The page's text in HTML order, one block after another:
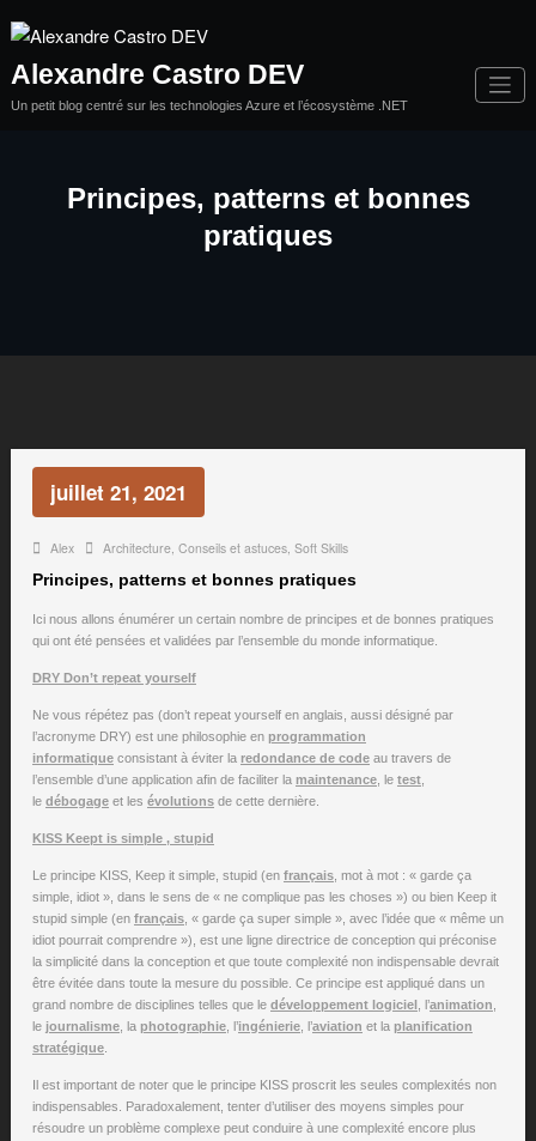
au
Alexandre Castro DEV
Un petit blog centré sur les technologies Azure et l’écosystème .NET
Principes, patterns et bonnes
pratiques
juillet 21, 2021
Alex Architecture, Conseils et astuces, Soft Skills
Principes, patterns et bonnes pratiques
Ici nous allons énumérer un certain nombre de principes et de bonnes pratiques
qui ont été pensées et validées par l’ensemble du monde informatique.
DRY Don’t repeat yourself
Ne vous répétez pas (don’t repeat yourself en anglais, aussi désigné par
l’acronyme DRY) est une philosophie en programmation
informatique consistant à éviter la redondance de code au travers de
l’ensemble d’une application afin de faciliter la maintenance , le test
le débogage et les évolutions de cette dernière.
KISS Keept is simple , stupid
Le principe KISS, Keep it simple, stupid (en français , mot à mot : « garde ça
simple, idiot », dans le sens de « ne complique pas les choses ») ou bien Keep it
stupid simple (en français , « garde ça super simple », avec l’idée que « même un
idiot pourrait comprendre »), est une ligne directrice de conception qui préconise
la simplicité dans la conception et que toute complexité non indispensable devrait
être évitée dans toute la mesure du possible. Ce principe est appliqué dans un
grand nombre de disciplines telles que le développement logiciel , l’animation
le journalisme , la photographie , l’ingénierie , l’aviation et la planification
stratégique
Il est important de noter que le principe KISS proscrit les seules complexités non
indispensables. Paradoxalement, tenter d’utiliser des moyens simples pour
résoudre un problème complexe peut conduire à une complexité encore plus